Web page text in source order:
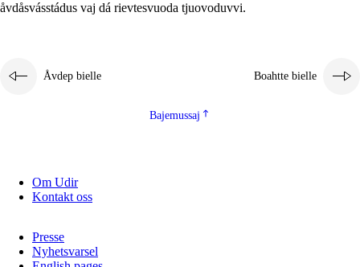
åvdåsvásstádus vaj dá rievtesvuoda tjuovoduvvi.
Åvdep bielle Boahtte bielle
Bajemussaj
Om Udir
Kontakt oss
Presse
Nyhetsvarsel